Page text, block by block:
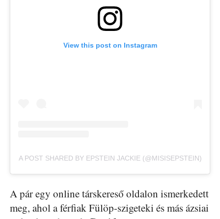
View this post on Instagram
A POST SHARED BY EPSTEIN JACKIE (@MISISEPSTEIN)
A pár egy online társkereső oldalon ismerkedett
meg, ahol a férfiak Fülöp-szigeteki és más ázsiai